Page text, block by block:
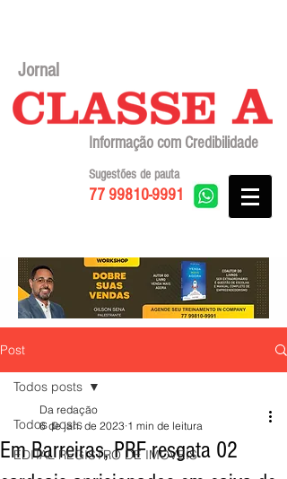
Jornal
Informação com Credibilidade
77 99810-9991
Sugestões de pauta
Post
Todos posts
EDITAL REGISTRO DE IMÓVEIS
Todos posts
Em Barreiras, PRF resgata 02
Da redação
6 de jan. de 2023 1 min de leitura